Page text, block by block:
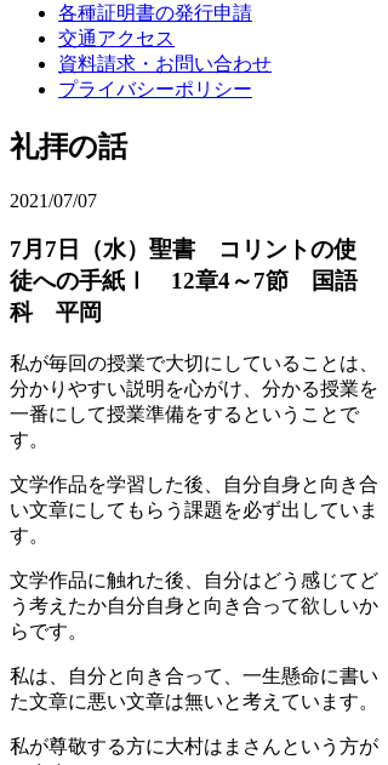
各種証明書の発行申請
交通アクセス
資料請求・お問い合わせ
プライバシーポリシー
礼拝の話
2021/07/07
7月7日（水）聖書 コリントの使
徒への手紙Ⅰ 12章4～7節 国語
科 平岡
私が毎回の授業で大切にしていることは、
分かりやすい説明を心がけ、分かる授業を
一番にして授業準備をするということで
す。
文学作品を学習した後、自分自身と向き合
い文章にしてもらう課題を必ず出していま
す。
文学作品に触れた後、自分はどう感じてど
う考えたか自分自身と向き合って欲しいか
らです。
私は、自分と向き合って、一生懸命に書い
た文章に悪い文章は無いと考えています。
私が尊敬する方に大村はまさんという方が